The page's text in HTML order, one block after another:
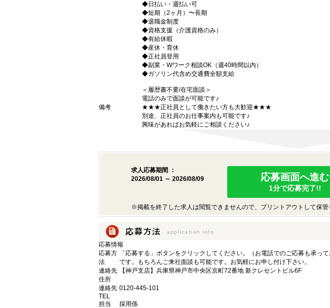
◆日払い・週払い可
◆短期（2ヶ月）〜長期
◆退職金制度
◆資格支援（介護資格のみ）
◆有給休暇
◆産休・育休
◆正社員登用
◆副業・Wワーク相談OK（週40時間以内）
◆ガソリン代含め交通費全額支給
＜履歴書不要/在宅面談＞
電話のみで面談が可能です♪
備考
★★★正社員として働きたい方も大歓迎★★★
別途、正社員のお仕事案内も可能です♪
興味があればお気軽にご相談ください♪
求人応募期間 ：
2026/08/01 ～ 2026/08/09
応募画面へ進む
1分で応募完了!!
※掲載を終了した求人は閲覧できませんので、プリントアウトして保管
応募情報
応募方
法
「応募する」ボタンをクリックしてください。（お電話でのご応募も承っ
です。もちろんご来社面談も可能です。お気軽にお申し付け下さい。
連絡先
住所
【神戸支店】兵庫県神戸市中央区京町72番地 新クレセントビル6F
連絡先
TEL
0120-445-101
担当 採用係